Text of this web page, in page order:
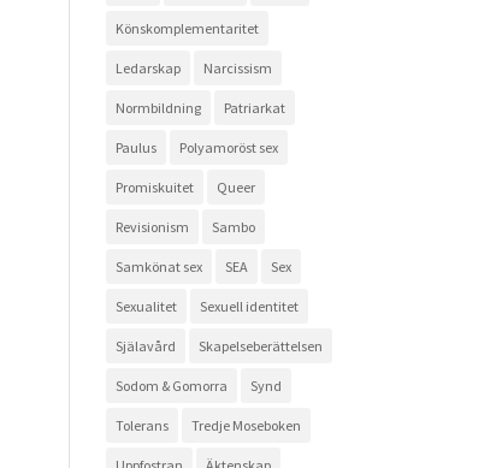
Könskomplementaritet
Ledarskap Narcissism
Normbildning Patriarkat
Paulus Polyamoröst sex
Promiskuitet Queer
Revisionism Sambo
Samkönat sex SEA Sex
Sexualitet Sexuell identitet
Själavård Skapelseberättelsen
Sodom & Gomorra Synd
Tolerans Tredje Moseboken